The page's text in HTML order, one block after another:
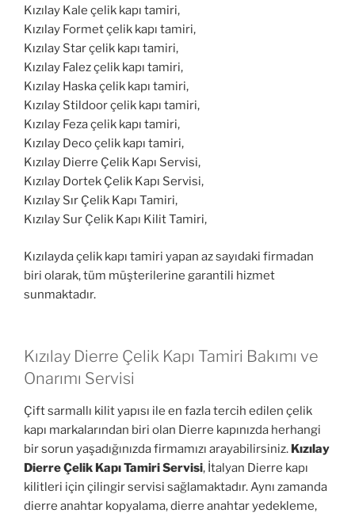
Kızılay Kale çelik kapı tamiri,
Kızılay Formet çelik kapı tamiri,
Kızılay Star çelik kapı tamiri,
Kızılay Falez çelik kapı tamiri,
Kızılay Haska çelik kapı tamiri,
Kızılay Stildoor çelik kapı tamiri,
Kızılay Feza çelik kapı tamiri,
Kızılay Deco çelik kapı tamiri,
Kızılay Dierre Çelik Kapı Servisi,
Kızılay Dortek Çelik Kapı Servisi,
Kızılay Sır Çelik Kapı Tamiri,
Kızılay Sur Çelik Kapı Kilit Tamiri,
Kızılayda çelik kapı tamiri yapan az sayıdaki firmadan
biri olarak, tüm müşterilerine garantili hizmet
sunmaktadır.
Kızılay Dierre Çelik Kapı Tamiri Bakımı ve
Onarımı Servisi
Çift sarmallı kilit yapısı ile en fazla tercih edilen çelik
kapı markalarından biri olan Dierre kapınızda herhangi
bir sorun yaşadığınızda firmamızı arayabilirsiniz. Kızılay
Dierre Çelik Kapı Tamiri Servisi, İtalyan Dierre kapı
kilitleri için çilingir servisi sağlamaktadır. Aynı zamanda
dierre anahtar kopyalama, dierre anahtar yedekleme,